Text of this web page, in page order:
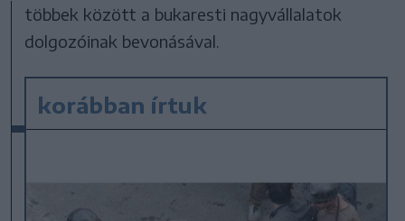
többek között a bukaresti nagyvállalatok
dolgozóinak bevonásával.
korábban írtuk